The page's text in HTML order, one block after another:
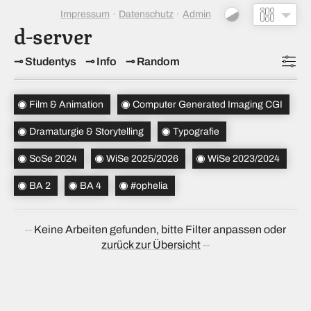
d-server
Studentys Info Random
Impressum Datenschutz Admin
Topics(4)
Studiensemester (3)
Bachelorsemester(2)
Sortierung(↝ zufällig)
Film & Animation Computer Generated Imaging CGI
Dramaturgie & Storytelling Typografie
SoSe 2024 WiSe 2025/2026 WiSe 2023/2024
BA 2 BA 4 #ophelia
Keine Arbeiten gefunden, bitte Filter anpassen oder
zurück zur Übersicht